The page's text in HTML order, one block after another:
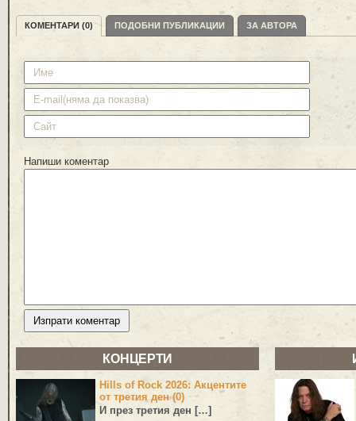
КОМЕНТАРИ (0) ПОДОБНИ ПУБЛИКАЦИИ ЗА АВТОРА
Напиши коментар
КОНЦЕРТИ
Hills of Rock 2026: Акцентите
от третия ден (0)
И през третия ден […]